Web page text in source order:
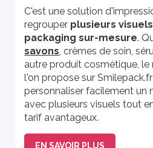
C'est une solution
regrouper plusieurs
packaging sur-mesure.
savons , crèmes de soin,
autre produit cosmétique,
l'on propose sur
personnaliser facilement un
avec plusieurs visuels tout
tarif avantageux.
EN SAVOIR PLUS